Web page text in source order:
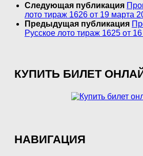
Следующая публикация
лото тираж 1626 от 19 марта
Предыдущая публикация
Русское лото тираж 1625 от
КУПИТЬ БИЛЕТ
НАВИГАЦИЯ